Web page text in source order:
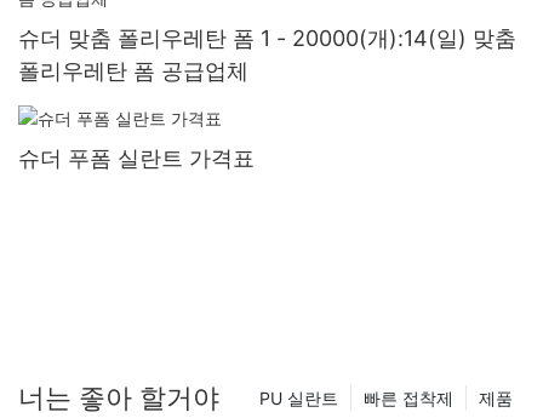
슈더 맞춤 폴리우레탄 폼 1 - 20000(개):14(일) 맞춤
폴리우레탄 폼 공급업체
슈더 푸폼 실란트 가격표
너는 좋아 할거야 제품
빠른 접착제
PU 실란트